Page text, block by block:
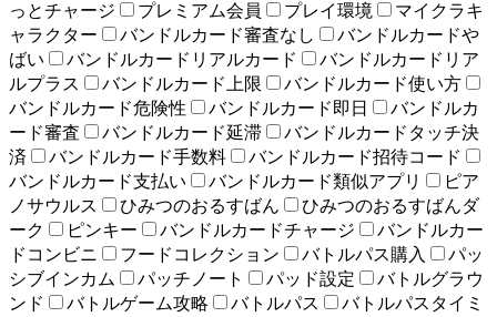
っとチャージ
プレミアム会員 プレイ環境
マイクラキ
ャラクター
バンドルカード審査なし
バンドルカードや
ばい
バンドルカードリアルカード
バンドルカードリア
ルプラス
バンドルカード上限
バンドルカード使い方
バンドルカード危険性
バンドルカード即日
バンドルカ
ード審査
バンドルカード延滞
バンドルカードタッチ決
済
バンドルカード手数料
バンドルカード招待コード
バンドルカード支払い
バンドルカード類似アプリ
ピア
ノサウルス
ひみつのおるすばん
ひみつのおるすばんダ
ーク
ピンキー バンドルカードチャージ
バンドルカー
ドコンビニ
フードコレクション バトルパス購入
パッ
シブインカム
パッチノート パッド設定
バトルグラウ
ンド
バトルゲーム攻略 バトルパス
バトルパスタイミ